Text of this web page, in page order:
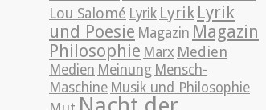
Lou Salomé Lyrik Lyrik Lyrik
und Poesie Magazin Magazin
Philosophie Marx Medien
Medien Meinung Mensch-
Maschine Musik und Philosophie